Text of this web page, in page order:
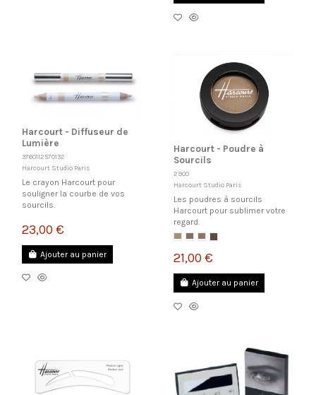
Harcourt - Diffuseur de
Lumière
3760112570132
Harcourt Studio Paris
Le crayon Harcourt pour
souligner la courbe de vos
sourcils.
23,00 €
Ajouter au panier
Harcourt - Poudre à
Sourcils
2900
Harcourt Studio Paris
Les poudres à sourcils
Harcourt pour sublimer votre
regard.
21,00 €
Ajouter au panier